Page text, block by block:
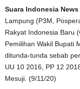
Suara Indonesia
Lampung (P3M,
Rakyat Indonesia Baru
Pemilihan Wakil Bupati
ditunda-tunda sebab
UU 10 2016, PP 12
Mesuji. (9/11/20)